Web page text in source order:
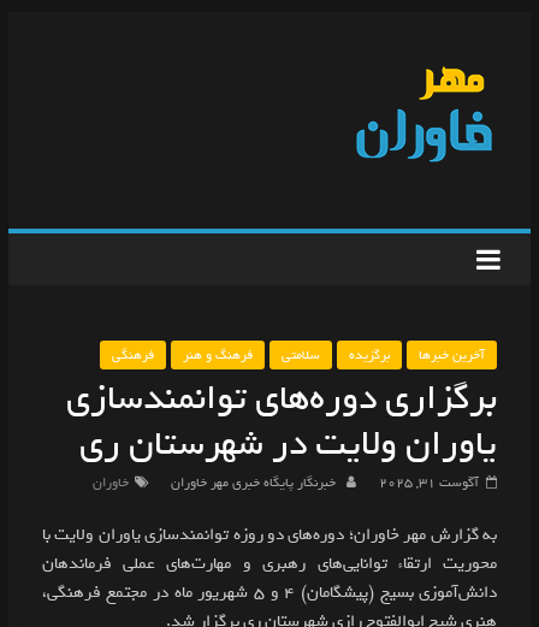
آخرین خبرها برگزیده سلامتی فرهنگ و هنر فرهنگی
برگزاری دوره‌های توانمندسازی
یاوران ولایت در شهرستان ری
آگوست 31, 2025 خبرنگار پایگاه خبری مهر خاوران خاوران
به گزارش مهر خاوران؛ دوره‌های دو روزه توانمندسازی یاوران ولایت با
محوریت ارتقاء توانایی‌های رهبری و مهارت‌های عملی فرماندهان
دانش‌آموزی بسیج (پیشگامان) ۴ و ۵ شهریور ماه
در مجتمع فرهنگی،